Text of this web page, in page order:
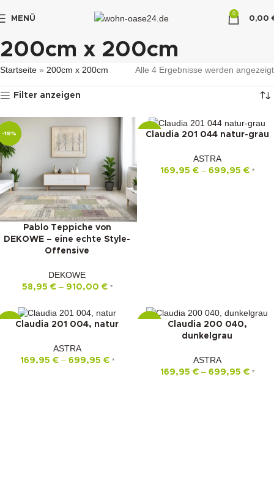
MENÜ
0
0,00
200cm x 200cm
Startseite » 200cm x 200cm Alle 4 Ergebnisse werden angezeigt
Filter anzeigen
-18%
Pablo Teppiche von
DEKOWE – eine echte Style-
Offensive
DEKOWE
58,95 €– 910,00 € *
-22%
Claudia 201 044 natur-grau
ASTRA
169,95 €– 699,95 € *
-22%Claudia 201 004, natur
ASTRA
169,95 €– 699,95 € *
Claudia 200 040,
dunkelgrau
ASTRA
169,95 €– 699,95 € *